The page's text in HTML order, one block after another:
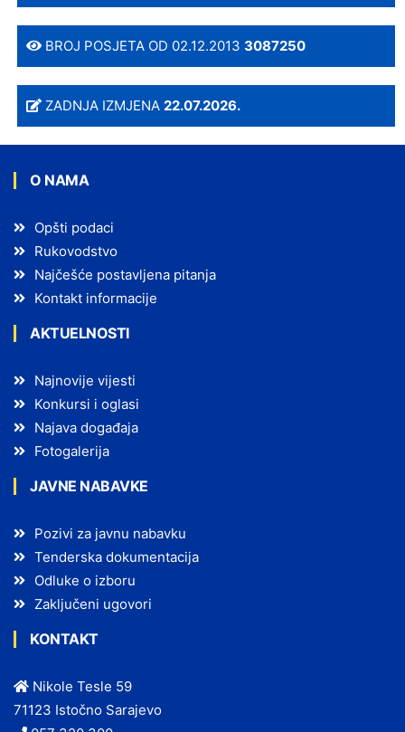
BROJ POSJETA OD 02.12.20133087250
ZADNJA IZMJENA22.07.2026.
O NAMA
Opšti podaci
Rukovodstvo
Najčešće postavljena pitanja
Kontakt informacije
AKTUELNOSTI
Najnovije vijesti
Konkursi i oglasi
Najava događaja
Fotogalerija
JAVNE NABAVKE
Pozivi za javnu nabavku
Tenderska dokumentacija
Odluke o izboru
Zaključeni ugovori
KONTAKT
Nikole Tesle 59
71123 Istočno Sarajevo